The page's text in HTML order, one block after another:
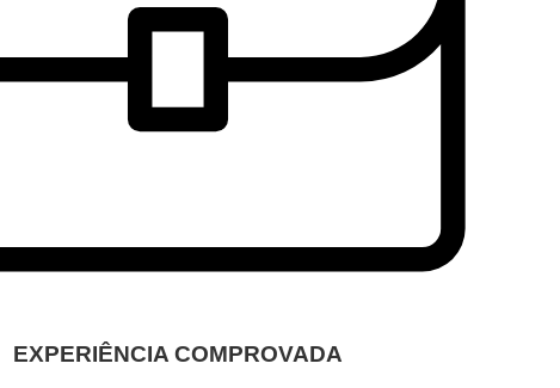
EXPERIÊNCIA COMPROVADA